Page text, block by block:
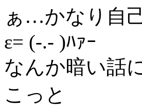
ぁ…かなり自
ε= (-.- )ﾊｧｰ
なんか暗い話
こっと